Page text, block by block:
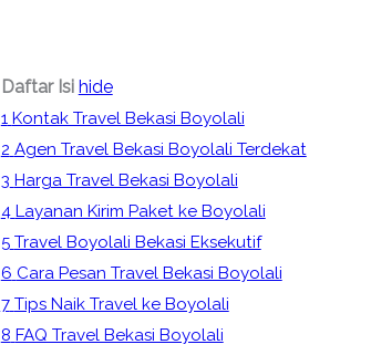
Daftar Isi hide
1 Kontak Travel Bekasi Boyolali
2 Agen Travel Bekasi Boyolali Terdekat
3 Harga Travel Bekasi Boyolali
4 Layanan Kirim Paket ke Boyolali
5 Travel Boyolali Bekasi Eksekutif
6 Cara Pesan Travel Bekasi Boyolali
7 Tips Naik Travel ke Boyolali
8 FAQ Travel Bekasi Boyolali